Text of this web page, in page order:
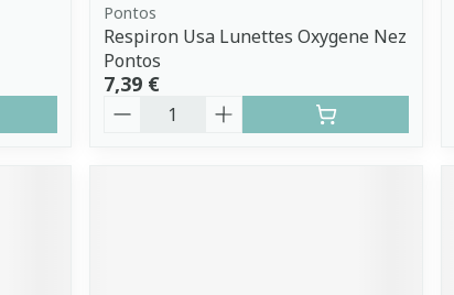
Pontos
Respiron Usa Lunettes Oxygene Nez
Pontos
7,39 €
Quantité